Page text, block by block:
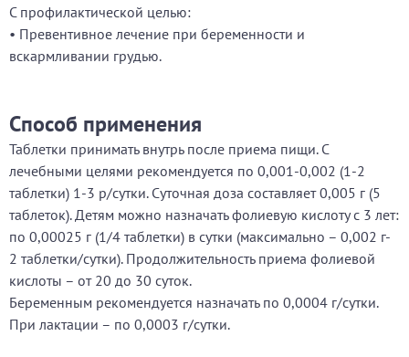
С профилактической целью:
• Превентивное лечение при беременности и
вскармливании грудью.
Способ применения
Таблетки принимать внутрь после приема пищи. С
лечебными целями рекомендуется по 0,001-0,002 (1-2
таблетки) 1-3 р/сутки. Суточная доза составляет 0,005 г (5
таблеток). Детям можно назначать фолиевую кислоту с 3 лет:
по 0,00025 г (1/4 таблетки) в сутки (максимально – 0,002 г-
2 таблетки/сутки). Продолжительность приема фолиевой
кислоты – от 20 до 30 суток.
Беременным рекомендуется назначать по 0,0004 г/сутки.
При лактации – по 0,0003 г/сутки.